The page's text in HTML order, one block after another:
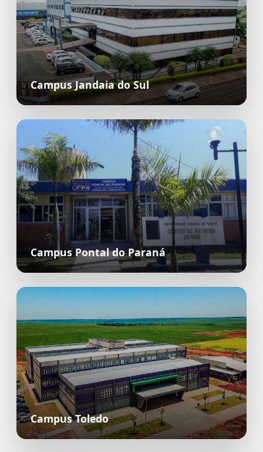
Campus Jandaia do Sul
Campus Pontal do Paraná
Campus Toledo